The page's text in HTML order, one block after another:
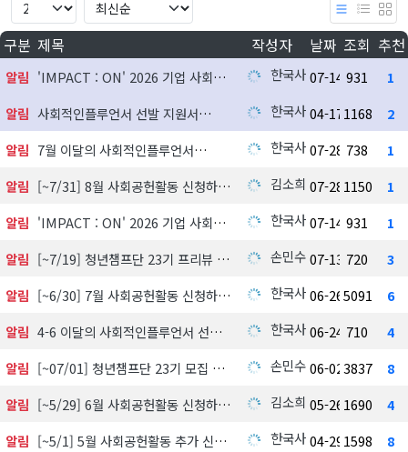
구분 제목 작성자 날짜 조회 추천
알림 'IMPACT : ON' 2026 기업 사회공헌 실천사례 발굴 지원사업 참여기업 모집 한국사회공헌협회
07-14 931
1
알림
사회적인플루언서 선발 지원서 한국사회공헌협회
04-17 1168
2
알림
7월 이달의 사회적인플루언서 한국사회공헌협회
07-28 738
1
알림
[~7/31] 8월 사회공헌활동 신청하기 김소희 07-28 1150
1
알림
'IMPACT : ON' 2026 기업 사회공헌 실천사례 발굴 지원사업 참여기업 모집 한국사회공헌협회
07-14 931
1
알림
[~7/19] 청년챔프단 23기 프리뷰 신청하기 손민수07-13 720
3
알림
[~6/30] 7월 사회공헌활동 신청하기 한국사회공헌협회
06-26 5091
6
알림
4-6 이달의 사회적인플루언서 선정 발표 한국사회공헌협회
06-24 710
4
알림
[~07/01] 청년챔프단 23기 모집 中 손민수06-02 3837
8
알림
[~5/29] 6월 사회공헌활동 신청하기 김소희 05-26 1690
4
알림
[~5/1] 5월 사회공헌활동 추가 신청하기 한국사회공헌협회
04-29 1598
8